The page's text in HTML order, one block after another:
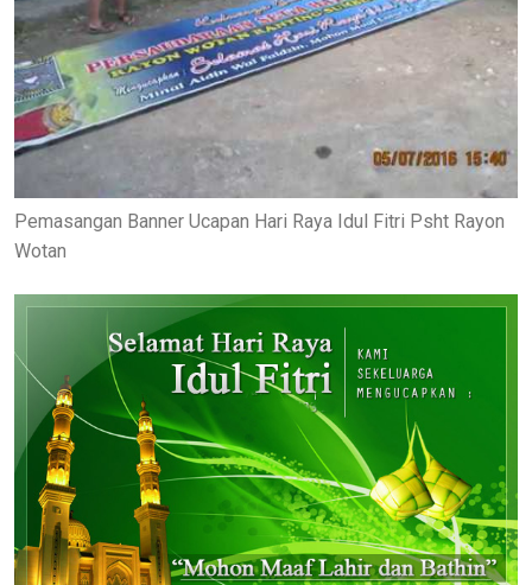
Pemasangan Banner Ucapan Hari Raya Idul Fitri Psht Rayon
Wotan